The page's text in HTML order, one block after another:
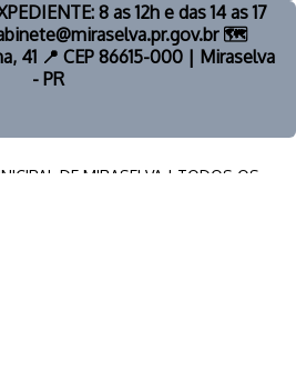
8 as 12h e das 14 as 17
🗺️
41 📍 CEP 86615-000 | Miraselva
- PR
DE MIRASELVA | TODOS OS